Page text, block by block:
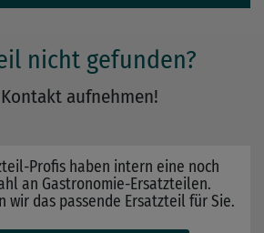
nicht gefunden?
aufnehmen!
Profis haben intern eine noch
an Gastronomie-Ersatzteilen.
wir das passende Ersatzteil für Sie.